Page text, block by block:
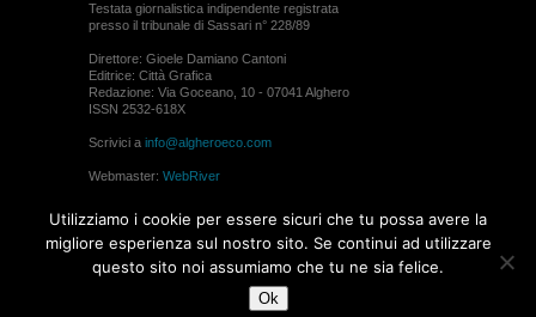
Testata giornalistica indipendente registrata
presso il tribunale di Sassari n° 228/89
Direttore: Gioele Damiano Cantoni
Editrice: Città Grafica
Redazione: Via Goceano, 10 - 07041 Alghero
ISSN 2532-618X
Scrivici a info@algheroeco.com
Webmaster: WebRiver
permesso di algheroeco.com
Utilizziamo i cookie per essere sicuri che tu possa avere la
migliore esperienza sul nostro sito. Se continui ad utilizzare
questo sito noi assumiamo che tu ne sia felice.
Ok